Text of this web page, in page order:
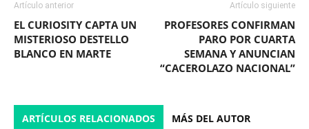
Artículo anterior
EL CURIOSITY CAPTA UN
MISTERIOSO DESTELLO
BLANCO EN MARTE
Artículo siguiente
PROFESORES CONFIRMAN
PARO POR CUARTA
SEMANA Y ANUNCIAN
“CACEROLAZO NACIONAL”
ARTÍCULOS RELACIONADOS MÁS DEL AUTOR